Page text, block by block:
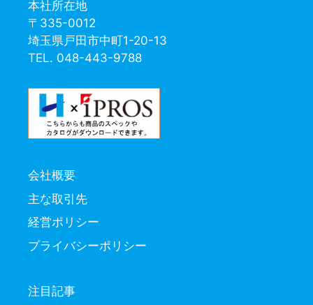
本社所在地
〒335-0012
埼玉県戸田市中町1-20-13
TEL. 048-443-9788
会社概要
主な取引先
経営ポリシー
プライバシーポリシー
注目記事